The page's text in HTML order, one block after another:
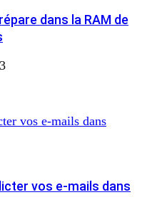
dans la RAM de
vos e-mails dans